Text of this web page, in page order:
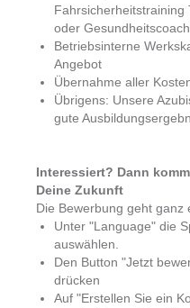
Fahrsicherheitstraining
oder
Betriebsinterne
Angebot
Übernahme aller
Übrigens: Unsere
gute
Interessiert? Dann
Deine Zukunft
Die Bewerbung geht ganz
Unter "Language" die
auswählen.
Den Button "Jetzt
drücken
Auf "Erstellen Sie ein